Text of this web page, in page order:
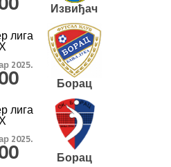
Извиђач
лига
2025.
Борац
лига
2025.
Борац